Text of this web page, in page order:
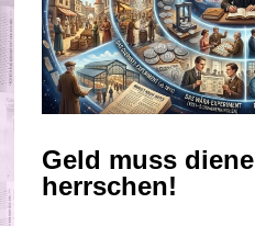
Geld muss
herrschen!